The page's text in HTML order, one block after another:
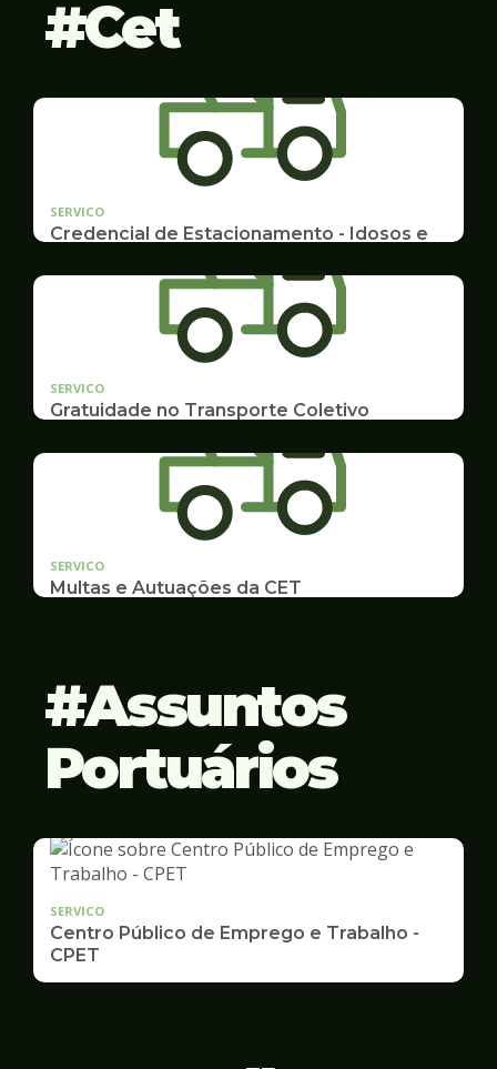
Cet
SERVICO
Credencial de Estacionamento - Idosos e
Cadastramento e Renovação
SERVICO
Gratuidade no Transporte Coletivo
Estudantes
SERVICO
Multas e Autuações da CET
Assuntos
Portuários
SERVICO
Centro Público de Emprego e Trabalho -
CPET